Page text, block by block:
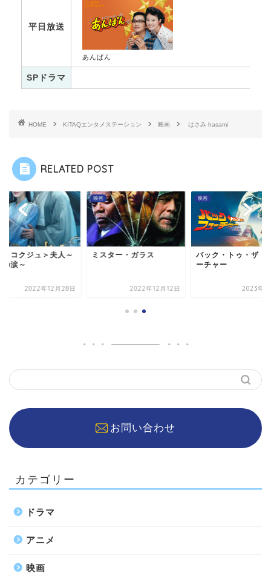
平日放送
あんぱん
SPドラマ
HOME KITAQエンタメステーション 映画 はさみ hasami
RELATED POST
＜コクジュ＞夫人～
の涙～
2022年12月28日
映画
ミスター・ガラス
2022年12月12日
映画
バック・トゥ・ザ・
ーチャー
2023年4
お問い合わせ
カテゴリー
ドラマ
アニメ
映画